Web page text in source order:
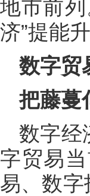
地市前
济”提能
数字贸
把藤蔓
数字经
字贸易
易、数